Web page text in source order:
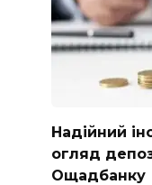
Надійний
огляд
Ощадбанку